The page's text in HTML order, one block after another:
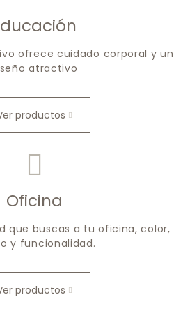
ofrece cuidado corporal y un
atractivo
productos
Oficina
que buscas a tu oficina, color,
y funcionalidad.
productos